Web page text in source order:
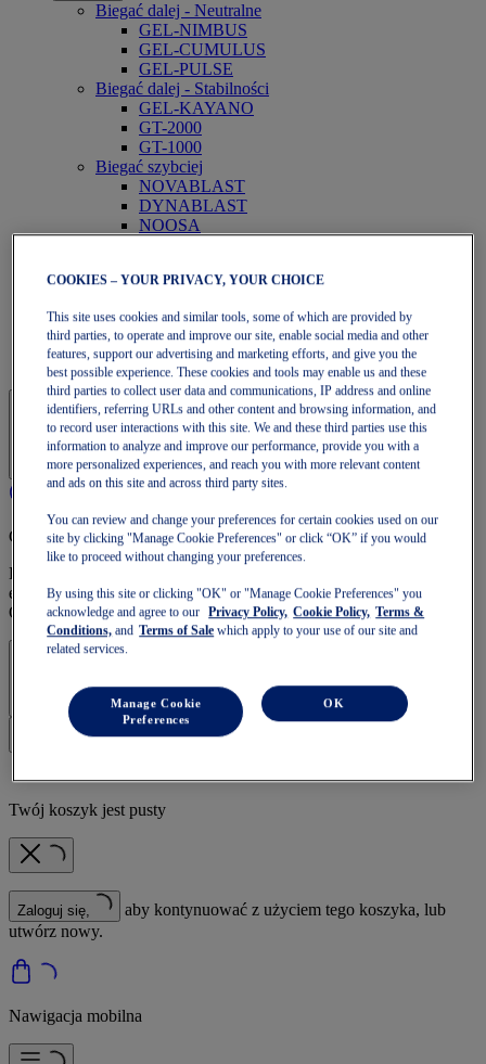
Biegać dalej - Neutralne
GEL-NIMBUS
GEL-CUMULUS
GEL-PULSE
Biegać dalej - Stabilności
GEL-KAYANO
GT-2000
GT-1000
Biegać szybciej
NOVABLAST
DYNABLAST
NOOSA
GEL-TRABUCO
SportStyle
GEL-QUANTUM
JAPAN S
Członkostwo OneASICS
Korzystaj z darmowej wysyłki, darmowych zwrotów,
ekskluzywnych zniżek i innych korzyści członkostwa
OneASICS™.
Twój koszyk jest pusty
Zaloguj się,
aby kontynuować z użyciem tego koszyka, lub
utwórz nowy.
Nawigacja mobilna
COOKIES – YOUR PRIVACY, YOUR CHOICE
This site uses cookies and similar tools, some of which are provided by
third parties, to operate and improve our site, enable social media and other
features, support our advertising and marketing efforts, and give you the
best possible experience. These cookies and tools may enable us and these
third parties to collect user data and communications, IP address and online
identifiers, referring URLs and other content and browsing information, and
to record user interactions with this site. We and these third parties use this
information to analyze and improve our performance, provide you with a
more personalized experiences, and reach you with more relevant content
and ads on this site and across third party sites.
You can review and change your preferences for certain cookies used on our
site by clicking "Manage Cookie Preferences" or click “OK” if you would
like to proceed without changing your preferences.
By using this site or clicking "OK" or "Manage Cookie Preferences" you
acknowledge and agree to our
Privacy Policy, Cookie Policy, Terms &
Conditions, and Terms of Sale which apply to your use of our site and
related services.
Manage Cookie
Preferences
OK